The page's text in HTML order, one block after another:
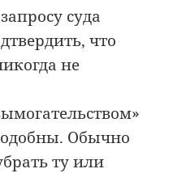
суда
что
не
Обычно
ту или